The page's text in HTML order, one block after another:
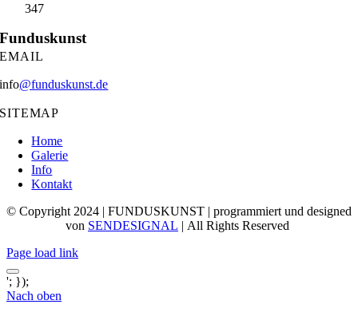
347
Funduskunst
EMAIL
info@funduskunst.de
SITEMAP
Home
Galerie
Info
Kontakt
© Copyright 2024 | FUNDUSKUNST | programmiert und designed
von SENDESIGNAL | All Rights Reserved
Page load link
'; });
Nach oben